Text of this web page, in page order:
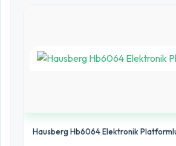
Hausberg Hb6064 Elektronik